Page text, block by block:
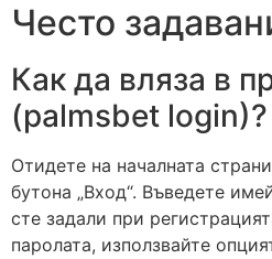
Често
Как да вляза в
(palmsbet login)?
Отидете на началната
бутона „Вход“. Въведете
сте задали при
паролата, използвайте